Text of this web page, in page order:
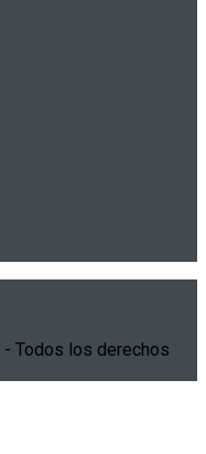
- Todos los derechos